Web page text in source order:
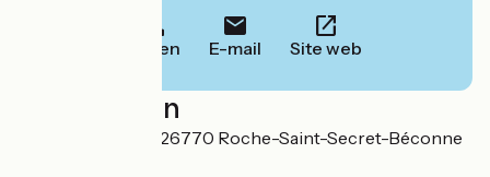
Bellen E-mail Site web
Localisation
140 Rte de Nyons 26770 Roche-Saint-Secret-Béconne